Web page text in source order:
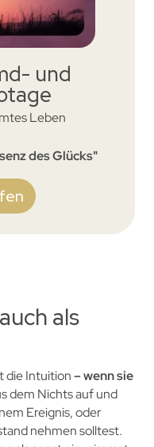
und
Leben
des Glücks"
als
die Intuition– wenn sie
dem Nichts auf und
Ereignis, oder
nehmen solltest.